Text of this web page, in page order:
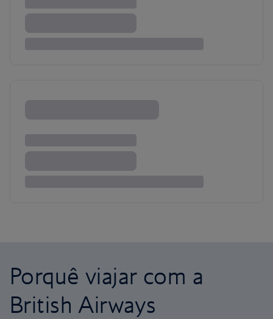
Porquê viajar com a
British Airways